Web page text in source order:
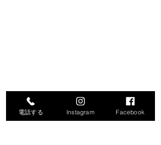
電話する Instagram Facebook